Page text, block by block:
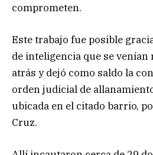
comprometen.
Este trabajo fue posible
de inteligencia que se
atrás y dejó como saldo la
orden judicial de
ubicada en el citado barrio,
Cruz.